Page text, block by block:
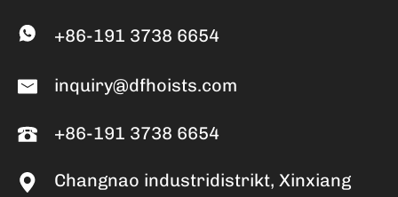
+86-191 3738 6654
inquiry@dfhoists.com
+86-191 3738 6654
Changnao industridistrikt, Xinxiang